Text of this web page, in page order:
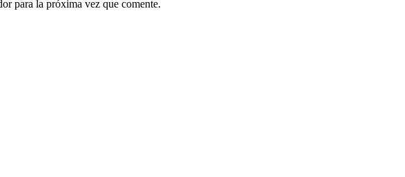
para la próxima vez que comente.